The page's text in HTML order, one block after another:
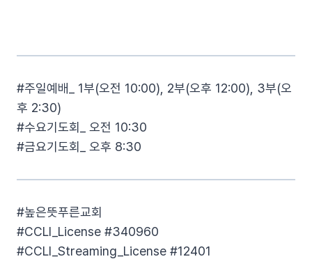
#주일예배_ 1부(오전 10:00), 2부(오후 12:00), 3부(오
후 2:30)
#수요기도회_ 오전 10:30
#금요기도회_ 오후 8:30
#높은뜻푸른교회​
#CCLI_License​ #340960​
#CCLI_Streaming_License​ #12401